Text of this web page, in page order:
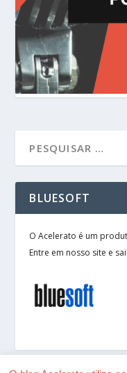
BLUESOFT
O Acelerato é um
Entre em nosso site e